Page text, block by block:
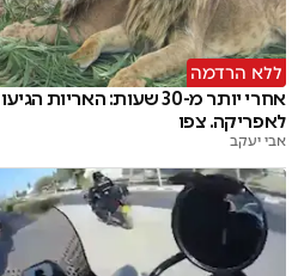
ללא הרדמה
אחרי יותר מ-30 שעות: האריות הגיעו
לאפריקה. צפו
אבי יעקב